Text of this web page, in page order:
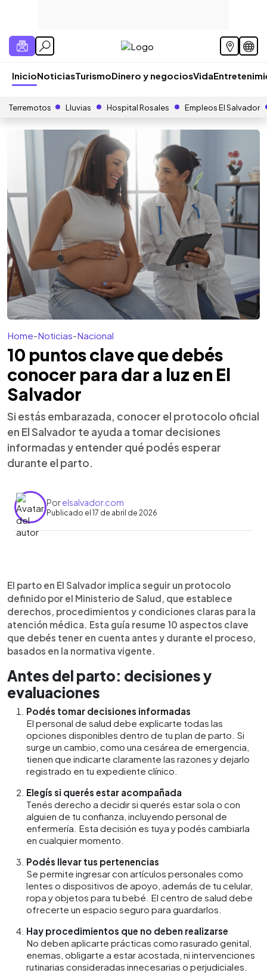
InicioNoticiasTurismoDinero y negociosVida
Terremotos Lluvias Hospital Rosales Empleos El Salvador
Home-Noticias-Nacional
10 puntos clave que debés
conocer para dar a luz en El
Salvador
Si estás embarazada, conocer el protocolo oficial
en El Salvador te ayuda a tomar decisiones
informadas y entender qué podés esperar
durante el parto.
Porelsalvador.com
Publicado el 17 de abril de 2026
Escuchar artículo
La nota resume 10 aspectos clave del protocolo
para dar a luz en El Salvador. Explica que la mujer
tiene derecho a recibir información clara, decidir si
desea compañía y llevar sus pertenencias.
También detalla procedimientos que no deben
realizarse y las evaluaciones médicas previas.
Durante el proceso, se establece el monitoreo
constante del bebé y la madre, así como la
posibilidad de moverse y elegir una posición
cómoda. Además, se describen los tiempos
máximos del parto y las condiciones del
nacimiento, incluyendo la obligación de explicar
cualquier intervención y garantizar un entorno
adecuado.
El parto en El Salvador implica seguir un protocolo
definido por el Ministerio de Salud, que establece
derechos, procedimientos y condiciones claras para la
atención médica. Esta guía resume 10 aspectos clave
que debés tener en cuenta antes y durante el proceso,
basados en la normativa vigente.
Antes del parto: decisiones y
evaluaciones
Podés tomar decisiones informadas
El personal de salud debe explicarte todas las
opciones disponibles dentro de tu plan de parto. Si
surge un cambio, como una cesárea de emergencia,
tienen que indicarte claramente las razones y dejarlo
registrado en tu expediente clínico.
Elegís si querés estar acompañada
Tenés derecho a decidir si querés estar sola o con
alguien de tu confianza, incluyendo personal de
enfermería. Esta decisión es tuya y podés cambiarla
en cualquier momento.
Podés llevar tus pertenencias
Se permite ingresar con artículos personales como
lentes o dispositivos de apoyo, además de tu celular,
ropa y objetos para tu bebé. El centro de salud debe
ofrecerte un espacio seguro para guardarlos.
Hay procedimientos que no deben realizarse
No deben aplicarte prácticas como rasurado genital,
enemas, obligarte a estar acostada, ni intervenciones
rutinarias consideradas innecesarias o perjudiciales.